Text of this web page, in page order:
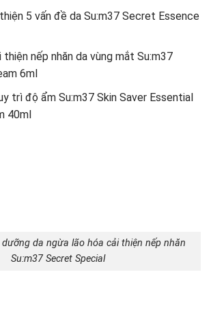
5 vấn đề da Su:m37 Secret Essence
thiện nếp nhăn da vùng mắt Su:m37
6ml
trì độ ẩm Su:m37 Skin Saver Essential
40ml
da ngừa lão hóa cải thiện nếp nhăn
Su:m37 Secret Special